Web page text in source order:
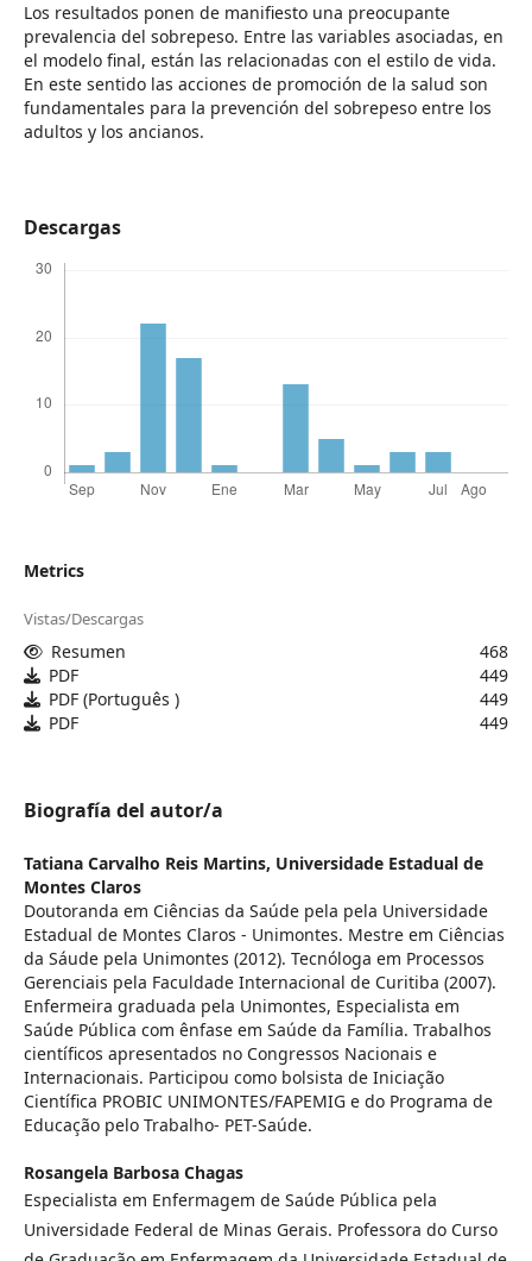
Los resultados ponen de manifiesto una preocupante
prevalencia del sobrepeso. Entre las variables asociadas, en
el modelo final, están las relacionadas con el estilo de vida.
En este sentido las acciones de promoción de la salud son
fundamentales para la prevención del sobrepeso entre los
adultos y los ancianos.
Descargas
Metrics
Vistas/Descargas
Resumen
468
PDF
449
PDF (Português )
449
PDF
449
Biografía del autor/a
Tatiana Carvalho Reis Martins, Universidade Estadual de
Montes Claros
Doutoranda em Ciências da Saúde pela pela Universidade
Estadual de Montes Claros - Unimontes. Mestre em Ciências
da Sáude pela Unimontes (2012). Tecnóloga em Processos
Gerenciais pela Faculdade Internacional de Curitiba (2007).
Enfermeira graduada pela Unimontes, Especialista em
Saúde Pública com ênfase em Saúde da Família. Trabalhos
científicos apresentados no Congressos Nacionais e
Internacionais. Participou como bolsista de Iniciação
Científica PROBIC UNIMONTES/FAPEMIG e do Programa de
Educação pelo Trabalho- PET-Saúde.
Rosangela Barbosa Chagas
Especialista em Enfermagem de Saúde Pública pela
Universidade Federal de Minas Gerais. Professora do Curso